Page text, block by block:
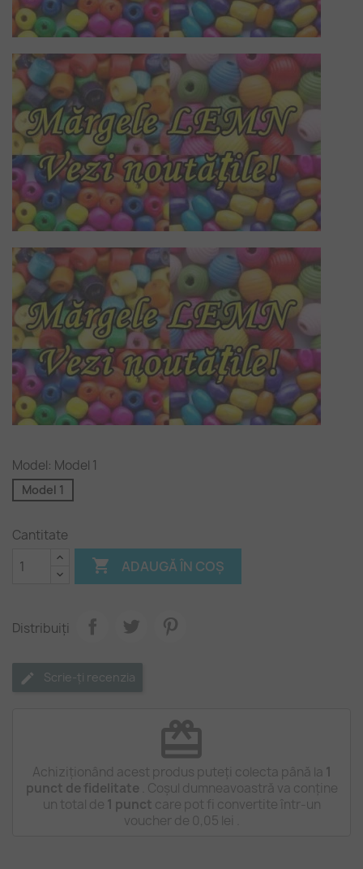
Model: Model 1
Model 1
Cantitate
 ADAUGĂ ÎN COȘ
Distribuiți
Scrie-ți recenzia
redeem
Achiziționând acest produs puteți colecta până la 1
punct de fidelitate . Coșul dumneavoastră va conține
un total de 1 punct care pot fi convertite într-un
voucher de 0,05 lei